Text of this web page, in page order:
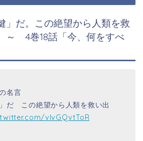
」だ。この絶望から人類を救
～ 4巻18話「今、何をすべ
名言
だ この絶望から人類を救い出
vlvGQvtToR